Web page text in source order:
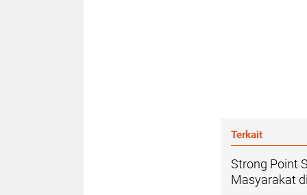
Terkait
Strong Point
Masyarakat